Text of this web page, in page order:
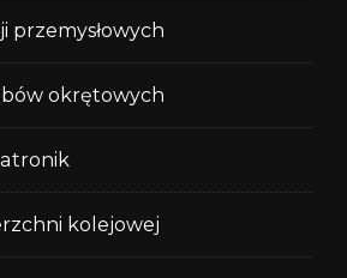
przemysłowych
okrętowych
kolejowej